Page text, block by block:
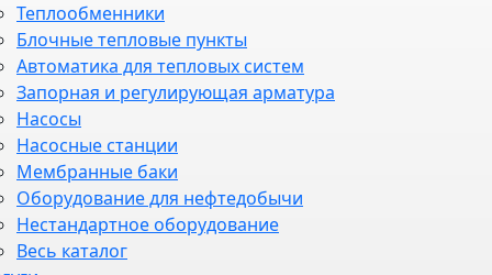
Теплообменники
Блочные тепловые пункты
Автоматика для тепловых систем
Запорная и регулирующая арматура
Насосы
Насосные станции
Мембранные баки
Оборудование для нефтедобычи
Нестандартное оборудование
Весь каталог